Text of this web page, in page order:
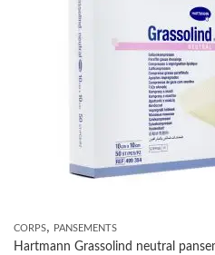
CORPS, PANSEMENTS
Hartmann Grassolind neutral